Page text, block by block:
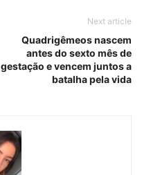
Next article
Quadrigêmeos nascem
antes do sexto mês de
gestação e vencem juntos a
batalha pela vida